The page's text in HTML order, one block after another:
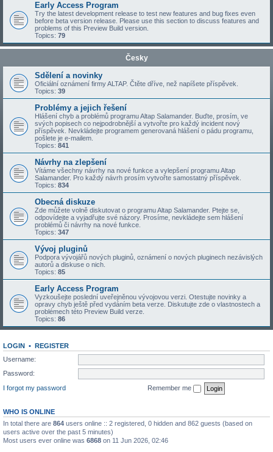
Early Access Program
Try the latest development release to test new features and bug fixes even
before beta version release. Please use this section to discuss features and
problems of this Preview Build version.
Topics: 79
Česky
Sdělení a novinky
Oficiální oznámení firmy ALTAP. Čtěte dříve, než napíšete příspěvek.
Topics: 39
Problémy a jejich řešení
Hlášení chyb a problémů programu Altap Salamander. Buďte, prosím, ve
svých popisech co nejpodrobnější a vytvořte pro každý incident nový
příspěvek. Nevkládejte programem generovaná hlášení o pádu programu,
pošlete je e-mailem.
Topics: 841
Návrhy na zlepšení
Vítáme všechny návrhy na nové funkce a vylepšení programu Altap
Salamander. Pro každý návrh prosím vytvořte samostatný příspěvek.
Topics: 834
Obecná diskuze
Zde můžete volně diskutovat o programu Altap Salamander. Ptejte se,
odpovídejte a vyjadřujte své názory. Prosíme, nevkládejte sem hlášení
problémů či návrhy na nové funkce.
Topics: 347
Vývoj pluginů
Podpora vývojářů nových pluginů, oznámení o nových pluginech nezávislých
autorů a diskuse o nich.
Topics: 85
Early Access Program
Vyzkoušejte poslední uveřejněnou vývojovou verzi. Otestujte novinky a
opravy chyb ještě před vydáním beta verze. Diskutujte zde o vlastnostech a
problémech této Preview Build verze.
Topics: 86
LOGIN • REGISTER
Username:
Password:
I forgot my password
Remember me
WHO IS ONLINE
In total there are 864 users online :: 2 registered, 0 hidden and 862 guests (based on
users active over the past 5 minutes)
Most users ever online was 6868 on 11 Jun 2026, 02:46